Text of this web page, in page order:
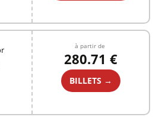
à partir de
280.71 €
BILLETS →